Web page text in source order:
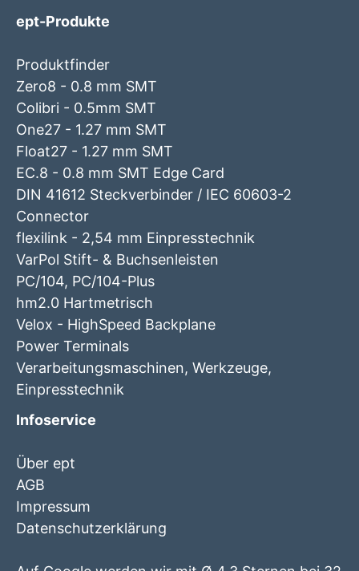
ept-Produkte
Produktfinder
Zero8 - 0.8 mm SMT
Colibri - 0.5mm SMT
One27 - 1.27 mm SMT
Float27 - 1.27 mm SMT
EC.8 - 0.8 mm SMT Edge Card
DIN 41612 Steckverbinder / IEC 60603-2
Connector
flexilink - 2,54 mm Einpresstechnik
VarPol Stift- & Buchsenleisten
PC/104, PC/104-Plus
hm2.0 Hartmetrisch
Velox - HighSpeed Backplane
Power Terminals
Verarbeitungsmaschinen, Werkzeuge,
Einpresstechnik
Infoservice
Über ept
AGB
Impressum
Datenschutzerklärung